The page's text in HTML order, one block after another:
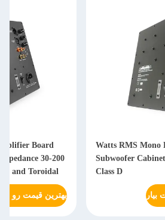
D Subwoofer Amplifier Board
4 Ohm Output Impedance 30-200
Frequency Response and Toroidal
Supply
بهترین قیمت رو بدست بیار